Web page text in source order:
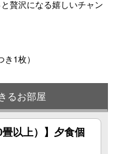
贅沢になる嬉しいチャン
1枚）
るお部屋
畳以上）】夕食個